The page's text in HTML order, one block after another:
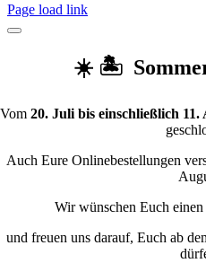
Page load link
☀️ 🏝️
Vom 20. Juli bis einschließlich 11.
Auch Eure Onlinebestellungen
Wir wünschen Euch
und freuen uns darauf, Euch ab